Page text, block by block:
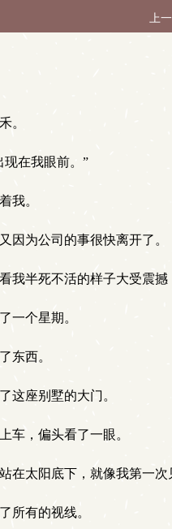
上
。
在我眼前。”
我。
为公司的事很快离开了。
半死不活的样子大受震撼
一个星期。
东西。
这座别墅的大门。
车，偏头看了一眼。
太阳底下，就像我第一次
所有的视线。